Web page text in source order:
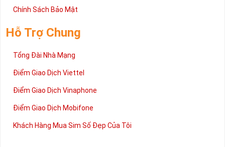
Chính Sách Bảo Mật
Hỗ Trợ Chung
Tổng Đài Nhà Mạng
Điểm Giao Dịch Viettel
Điểm Giao Dịch Vinaphone
Điểm Giao Dịch Mobifone
Khách Hàng Mua Sim Số Đẹp Của Tôi